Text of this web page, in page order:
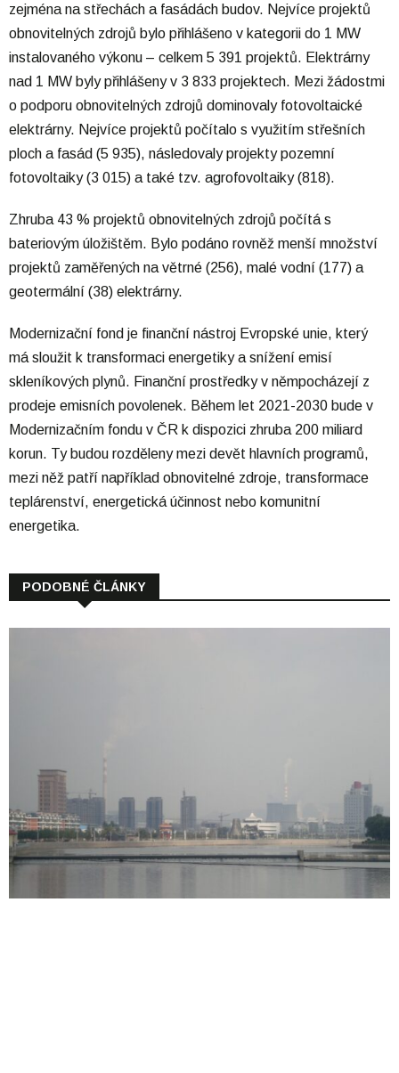
zejména na střechách a fasádách budov. Nejvíce projektů
obnovitelných zdrojů bylo přihlášeno v kategorii do 1 MW
instalovaného výkonu – celkem 5 391 projektů. Elektrárny
nad 1 MW byly přihlášeny v 3 833 projektech. Mezi žádostmi
o podporu obnovitelných zdrojů dominovaly fotovoltaické
elektrárny. Nejvíce projektů počítalo s využitím střešních
ploch a fasád (5 935), následovaly projekty pozemní
fotovoltaiky (3 015) a také tzv. agrofovoltaiky (818).
Zhruba 43 % projektů obnovitelných zdrojů počítá s
bateriovým úložištěm. Bylo podáno rovněž menší množství
projektů zaměřených na větrné (256), malé vodní (177) a
geotermální (38) elektrárny.
Modernizační fond je finanční nástroj Evropské unie, který
má sloužit k transformaci energetiky a snížení emisí
skleníkových plynů. Finanční prostředky v němpocházejí z
prodeje emisních povolenek. Během let 2021-2030 bude v
Modernizačním fondu v ČR k dispozici zhruba 200 miliard
korun. Ty budou rozděleny mezi devět hlavních programů,
mezi něž patří například obnovitelné zdroje, transformace
teplárenství, energetická účinnost nebo komunitní
energetika.
PODOBNÉ ČLÁNKY